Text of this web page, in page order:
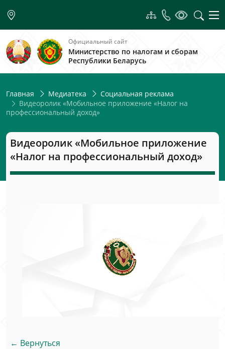
Официальный сайт
Министерство по налогам и сборам
Республики Беларусь
Главная Медиатека
Социальная реклама
Видеоролик «Мобильное приложение «Налог на
профессиональный доход»
Видеоролик «Мобильное приложение
«Налог на профессиональный доход»
← Вернуться